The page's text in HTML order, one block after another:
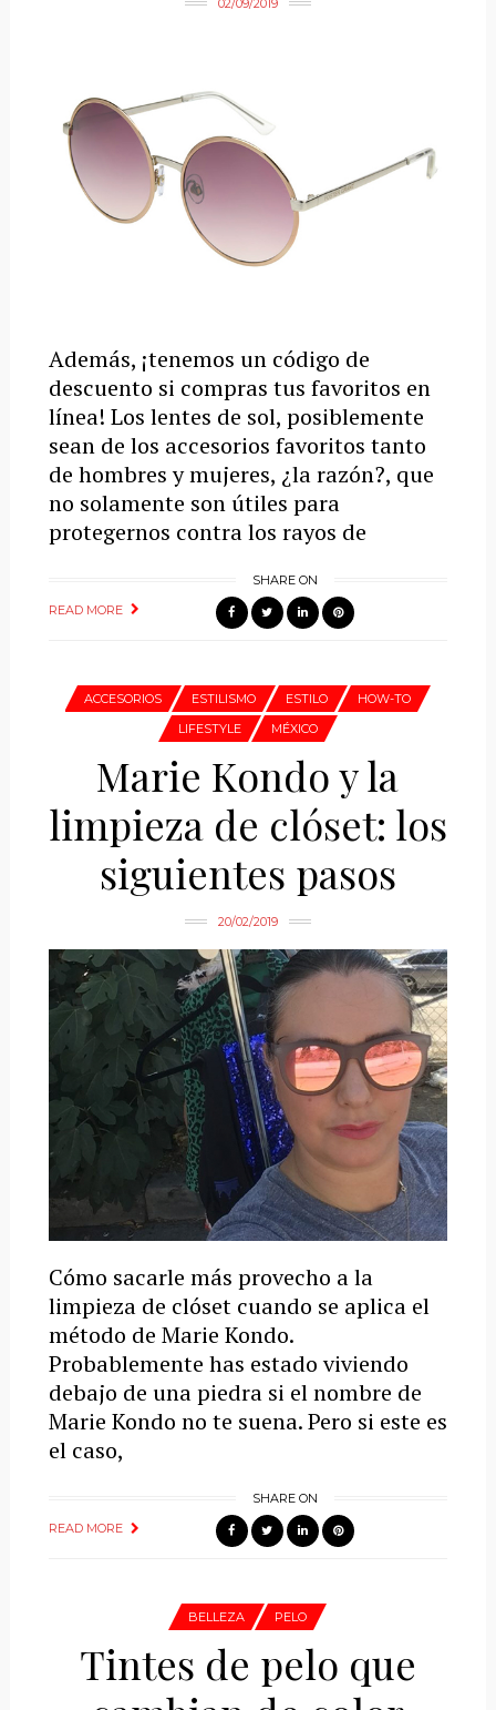
Además, ¡tenemos un código de
descuento si compras tus favoritos en
línea! Los lentes de sol, posiblemente
sean de los accesorios favoritos tanto
de hombres y mujeres, ¿la razón?, que
no solamente son útiles para
protegernos contra los rayos de
READ MORE
SHARE ON
ACCESORIOS ESTILISMO ESTILO
HOW-TO
LIFESTYLE
MÉXICO
Marie Kondo y la
limpieza de clóset: los
siguientes pasos
20/02/2019
Cómo sacarle más provecho a la
limpieza de clóset cuando se aplica el
método de Marie Kondo.
Probablemente has estado viviendo
debajo de una piedra si el nombre de
Marie Kondo no te suena. Pero si este es
el caso,
READ MORE
SHARE ON
BELLEZA PELO
Tintes de pelo que